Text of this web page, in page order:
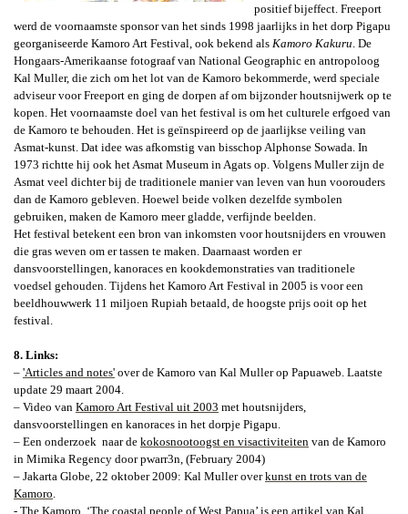
positief bijeffect. Freeport
werd de voornaamste sponsor van het sinds 1998 jaarlijks in het dorp Pigapu
georganiseerde Kamoro Art Festival, ook bekend als Kamoro Kakuru De
Hongaars-Amerikaanse fotograaf van National Geographic en antropoloog
Kal Muller, die zich om het lot van de Kamoro bekommerde, werd speciale
adviseur voor Freeport en ging de dorpen af om bijzonder houtsnijwerk op te
kopen. Het voornaamste doel van het festival is om het culturele erfgoed van
de Kamoro te behouden. Het is geïnspireerd op de jaarlijkse veiling van
Asmat-kunst. Dat idee was afkomstig van bisschop Alphonse Sowada. In
1973 richtte hij ook het Asmat Museum in Agats op. Volgens Muller zijn de
Asmat veel dichter bij de traditionele manier van leven van hun voorouders
dan de Kamoro gebleven. Hoewel beide volken dezelfde symbolen
gebruiken, maken de Kamoro meer gladde, verfijnde beelden.
Het festival betekent een bron van inkomsten voor houtsnijders en vrouwen
die gras weven om er tassen te maken. Daarnaast worden er
dansvoorstellingen, kanoraces en kookdemonstraties van traditionele
voedsel gehouden. Tijdens het Kamoro Art Festival in 2005 is voor een
beeldhouwwerk 11 miljoen Rupiah betaald, de hoogste prijs ooit op het
festival.
8. Links:
– 'Articles and notes' over de Kamoro van Kal Muller op Papuaweb. Laatste
update 29 maart 2004.
– Video van Kamoro Art Festival uit 2003 met houtsnijders,
dansvoorstellingen en kanoraces in het dorpje Pigapu.
– Een onderzoek naar de kokosnootoogst en visactiviteiten van de Kamoro
in Mimika Regency door pwarr3n, (February 2004)
– Jakarta Globe, 22 oktober 2009: Kal Muller overkunst en trots van de
Kamoro
- The Kamoro. ‘The coastal people of West Papua’ is een artikel van Kal